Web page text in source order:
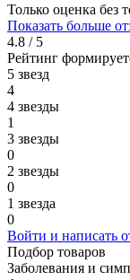
Только оценка без
Показать больше
4.8 / 5
Рейтинг
5 звезд
4
4 звезды
1
3 звезды
0
2 звезды
0
1 звезда
0
Войти и написать
Подбор товаров
Заболевания и